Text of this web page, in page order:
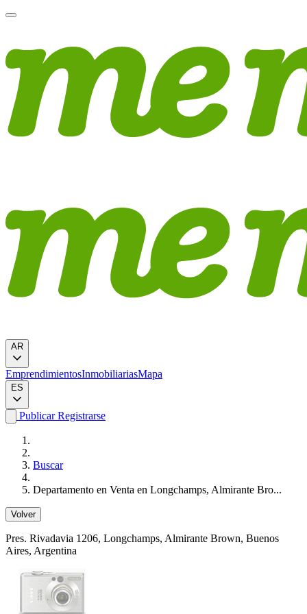
AR
EmprendimientosInmobiliariasMapa
ES
PublicarRegistrarse
Buscar
Departamento en Venta en Longchamps, Almirante Bro...
Volver
Pres. Rivadavia 1206, Longchamps, Almirante Brown, Buenos
Aires, Argentina